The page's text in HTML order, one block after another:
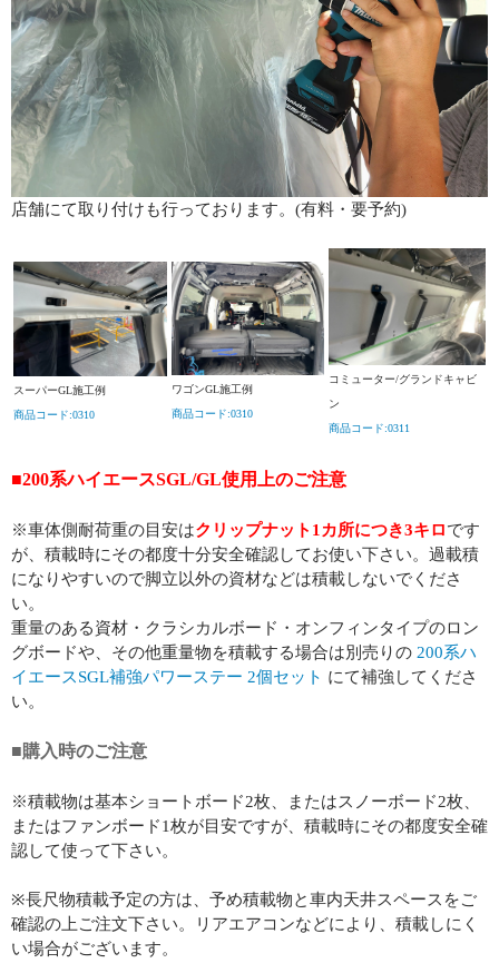
店舗にて取り付けも行っております。(有料・要予約)
スーパーGL施工例
商品コード:0310
ワゴンGL施工例
商品コード:0310
コミューター/グランドキャビ
ン
商品コード:0311
■200系ハイエースSGL/GL使用上のご注意
※車体側耐荷重の目安はクリップナット1カ所につき3キロです
が、積載時にその都度十分安全確認してお使い下さい。過載積
になりやすいので脚立以外の資材などは積載しないでくださ
い。
重量のある資材・クラシカルボード・オンフィンタイプのロン
グボードや、その他重量物を積載する場合は別売りの 200系ハ
イエースSGL補強パワーステー 2個セット にて補強してくださ
い。
■購入時のご注意
※積載物は基本ショートボード2枚、またはスノーボード2枚、
またはファンボード1枚が目安ですが、積載時にその都度安全確
認して使って下さい。
※長尺物積載予定の方は、予め積載物と車内天井スペースをご
確認の上ご注文下さい。リアエアコンなどにより、積載しにく
い場合がございます。